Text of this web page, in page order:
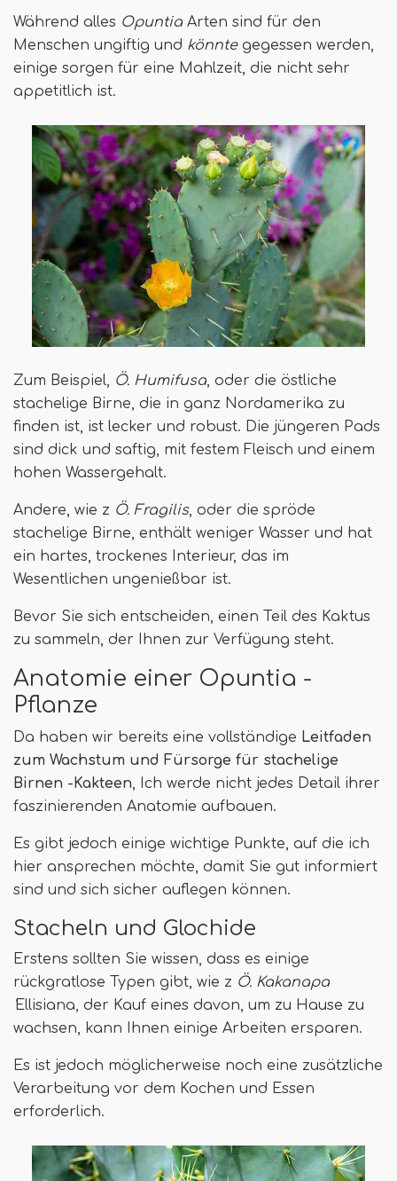
Während alles Opuntia Arten sind für den
Menschen ungiftig und könntegegessen werden,
einige sorgen für eine Mahlzeit, die nicht sehr
appetitlich ist.
Zum Beispiel, Ö. Humifusa, oder die östliche
stachelige Birne, die in ganz Nordamerika zu
finden ist, ist lecker und robust. Die jüngeren Pads
sind dick und saftig, mit festem Fleisch und einem
hohen Wassergehalt.
Andere, wie z Ö. Fragilis, oder die spröde
stachelige Birne, enthält weniger Wasser und hat
ein hartes, trockenes Interieur, das im
Wesentlichen ungenießbar ist.
Bevor Sie sich entscheiden, einen Teil des Kaktus
zu sammeln, der Ihnen zur Verfügung steht.
Anatomie einer Opuntia -
Pflanze
Da haben wir bereits eine vollständige Leitfaden
zum Wachstum und Fürsorge für stachelige
Birnen -Kakteen, Ich werde nicht jedes Detail ihrer
faszinierenden Anatomie aufbauen.
Es gibt jedoch einige wichtige Punkte, auf die ich
hier ansprechen möchte, damit Sie gut informiert
sind und sich sicher auflegen können.
Stacheln und Glochide
Erstens sollten Sie wissen, dass es einige
rückgratlose Typen gibt, wie z Ö. Kakanapa
Ellisiana, der Kauf eines davon, um zu Hause zu
wachsen, kann Ihnen einige Arbeiten ersparen.
Es ist jedoch möglicherweise noch eine zusätzliche
Verarbeitung vor dem Kochen und Essen
erforderlich.